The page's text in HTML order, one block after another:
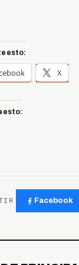
esto:
X
esto:
Facebook